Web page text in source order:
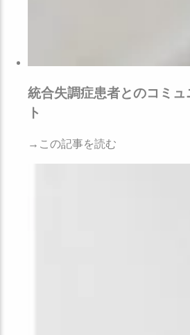
統合失調症患者とのコミ
ト
→この記事を読む